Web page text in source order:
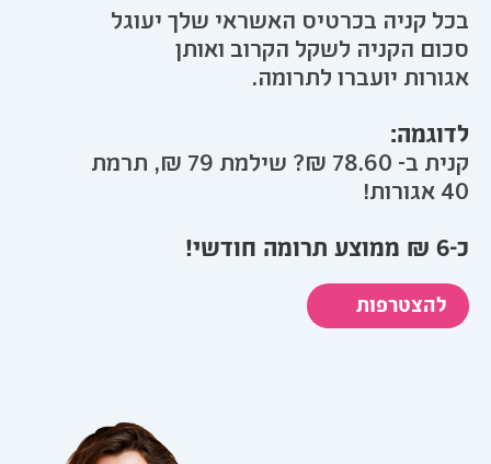
בכל קניה בכרטיס האשראי שלך יעוגל
סכום הקניה לשקל הקרוב ואותן
אגורות יועברו לתרומה.
לדוגמה:
קנית ב- 78.60 ₪? שילמת 79 ₪, תרמת
40 אגורות!
כ-6 ₪ ממוצע תרומה חודשי!
להצטרפות